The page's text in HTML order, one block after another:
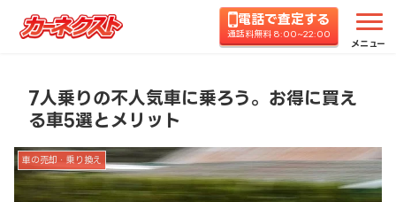
電話で査定する
通話料無料 8:00~22:00
メニュー
ホーム コラムTOP 車の売却・乗り換え 7人乗
7人乗りの不人気車に乗ろう。お得に買え
る車5選とメリット
車の売却・乗り換え